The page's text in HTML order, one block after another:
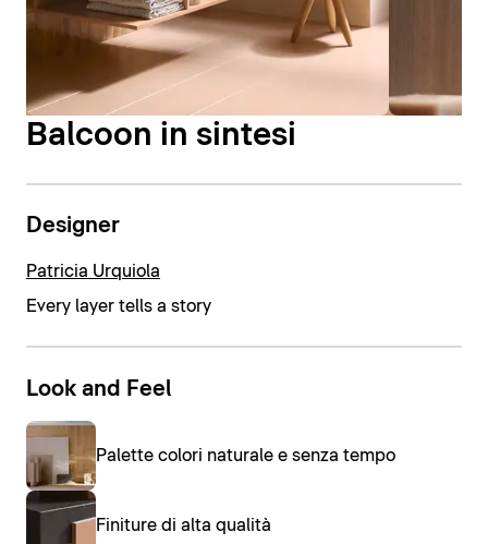
Balcoon in sintesi
Designer
Patricia Urquiola
Every layer tells a story
Look and Feel
Palette colori naturale e senza tempo
Finiture di alta qualità